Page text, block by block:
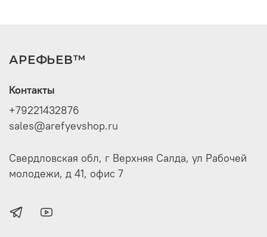
АРЕФЬЕВ™
Контакты
+79221432876
sales@arefyevshop.ru
Свердловская обл, г Верхняя Салда, ул Рабочей
молодежи, д 41, офис 7